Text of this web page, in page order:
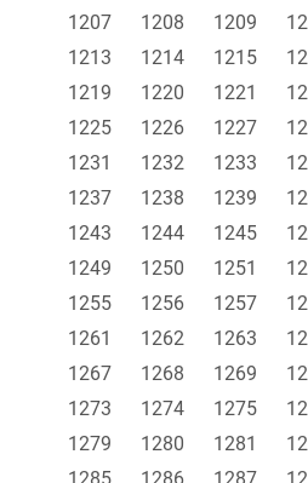
1207
1208 1209
1213
1214 1215
1219
1220 1221
1225
1226 1227
1231
1232 1233
1237
1238 1239
1243
1244 1245
1249
1250 1251
1255
1256 1257
1261
1262 1263
1267
1268 1269
1273
1274 1275
1279
1280 1281